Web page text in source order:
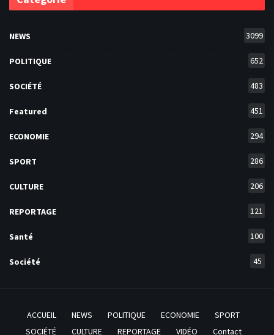
NEWS 3099
POLITIQUE 652
SOCIÉTÉ 483
Featured 451
ECONOMIE 294
SPORT 286
CULTURE 206
REPORTAGE 121
Santé 100
Société 45
ACCUEIL NEWS POLITIQUE ECONOMIE
SPORT
SOCIÉTÉ
CULTURE REPORTAGE VIDÉO Contact